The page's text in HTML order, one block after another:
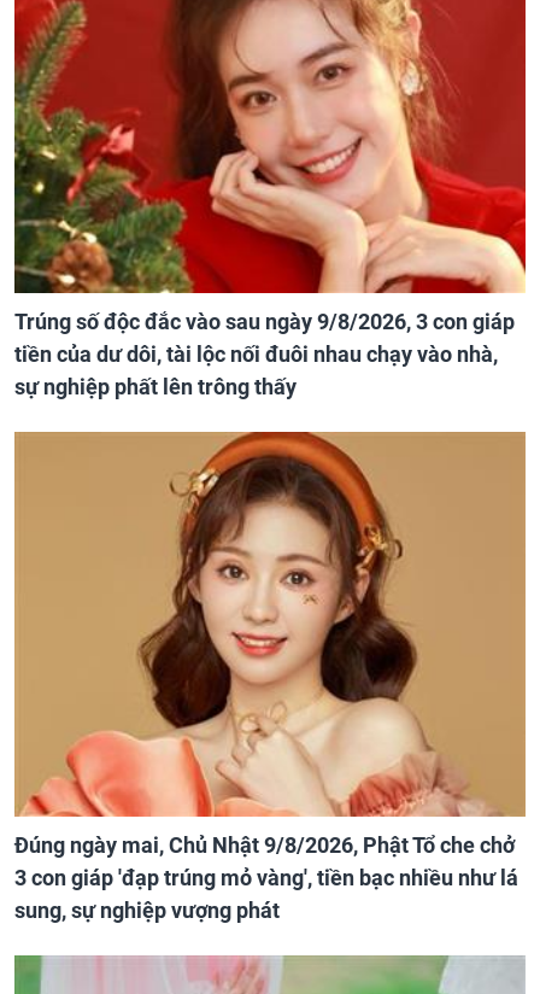
Trúng số độc đắc vào sau ngày 9/8/2026, 3 con giáp
tiền của dư dôi, tài lộc nối đuôi nhau chạy vào nhà,
sự nghiệp phất lên trông thấy
Đúng ngày mai, Chủ Nhật 9/8/2026, Phật Tổ che chở
3 con giáp 'đạp trúng mỏ vàng', tiền bạc nhiều như lá
sung, sự nghiệp vượng phát